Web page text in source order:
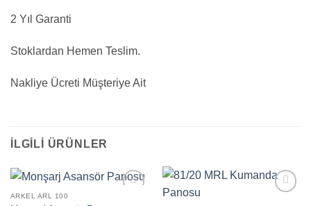
2 Yıl Garanti
Stoklardan Hemen Teslim.
Nakliye Ücreti Müşteriye Ait
İLGILI ÜRÜNLER
ARKEL ARL 100